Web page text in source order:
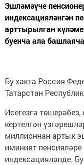
Эшләмәүче
индексацияләнгән
арттырылган
буенча ала
Бу хакта Россия
Татарстан
Исегезгә
кертелгән
миллионнан артык
иминият
индексацияләнде.